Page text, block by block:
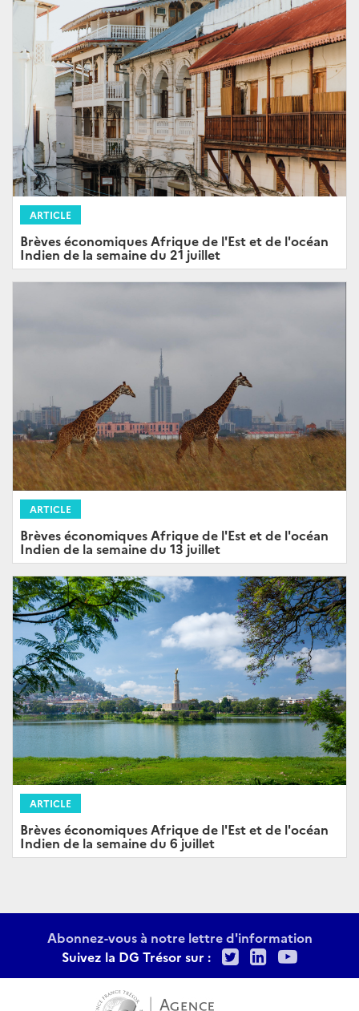
ARTICLE
Brèves économiques Afrique de l'Est et de l'océan
Indien de la semaine du 21 juillet
ARTICLE
Brèves économiques Afrique de l'Est et de l'océan
Indien de la semaine du 13 juillet
ARTICLE
Brèves économiques Afrique de l'Est et de l'océan
Indien de la semaine du 6 juillet
Abonnez-vous à notre lettre d'information
Suivez la DG Trésor sur :
TwitterLinkedIn